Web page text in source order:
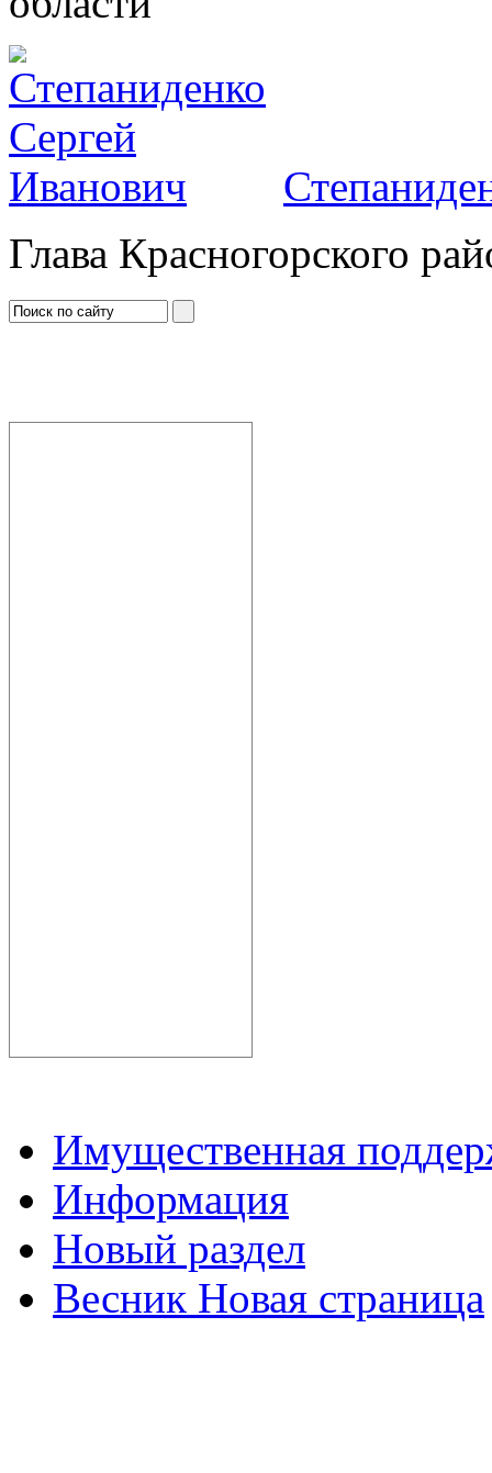
Глава Красногорского
Имущественная
Информация
Новый раздел
Весник Новая страница